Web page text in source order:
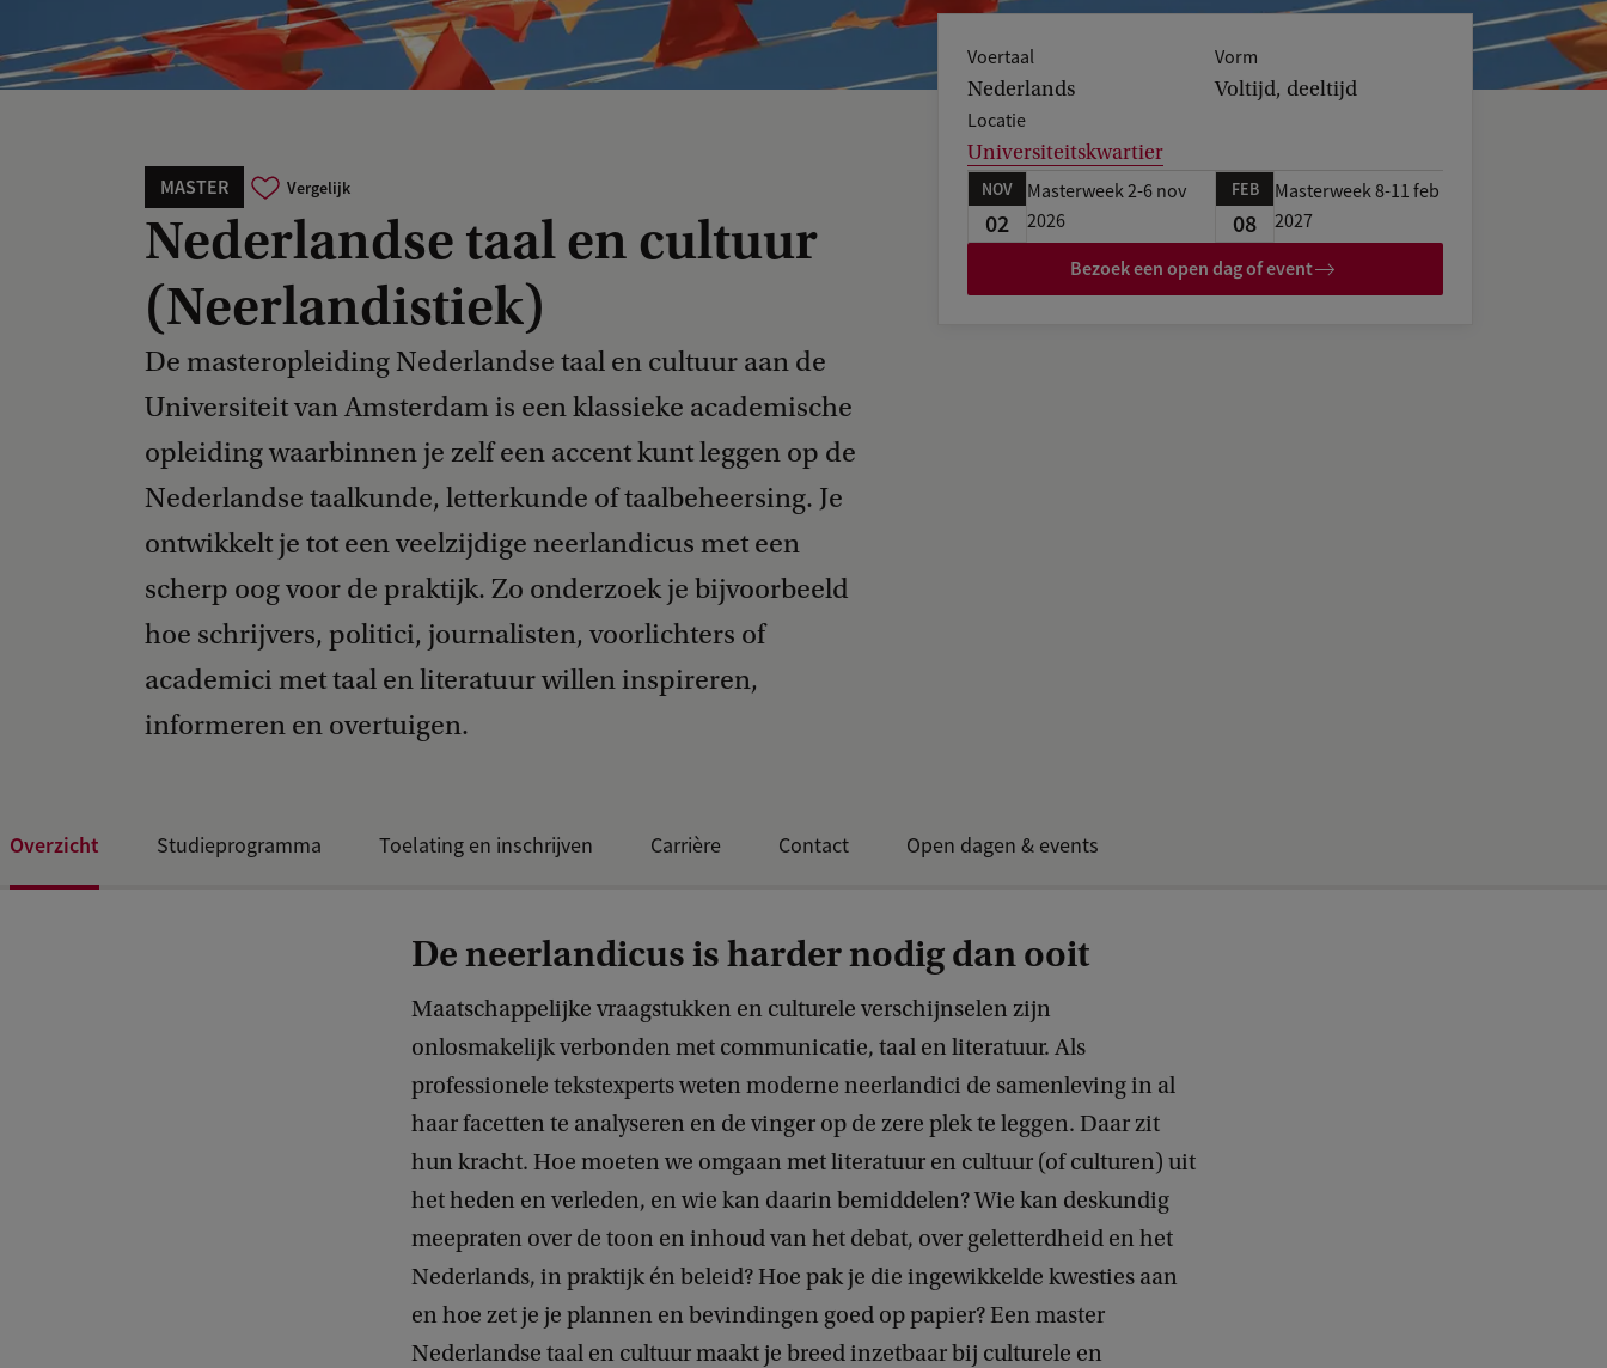
MASTER Vergelijk
Nederlandse taal en cultuur
(Neerlandistiek)
De masteropleiding Nederlandse taal en cultuur aan de
Universiteit van Amsterdam is een klassieke academische
opleiding waarbinnen je zelf een accent kunt leggen op de
Nederlandse taalkunde, letterkunde of taalbeheersing. Je
ontwikkelt je tot een veelzijdige neerlandicus met een
scherp oog voor de praktijk. Zo onderzoek je bijvoorbeeld
hoe schrijvers, politici, journalisten, voorlichters of
academici met taal en literatuur willen inspireren,
informeren en overtuigen.
Voertaal
Nederlands
Vorm
Voltijd, deeltijd
Locatie
Universiteitskwartier
NOV
02
Masterweek 2-6 nov
2026
FEB
08
Masterweek 8-11 feb
2027
Bezoek een open dag of event
Overzicht Studieprogramma Toelating en inschrijven Carrière Contact Open dagen & events
De neerlandicus is harder nodig dan ooit
Maatschappelijke vraagstukken en culturele verschijnselen zijn
onlosmakelijk verbonden met communicatie, taal en literatuur. Als
professionele tekstexperts weten moderne neerlandici de samenleving in al
haar facetten te analyseren en de vinger op de zere plek te leggen. Daar zit
hun kracht. Hoe moeten we omgaan met literatuur en cultuur (of culturen) uit
het heden en verleden, en wie kan daarin bemiddelen? Wie kan deskundig
meepraten over de toon en inhoud van het debat, over geletterdheid en het
Nederlands, in praktijk én beleid? Hoe pak je die ingewikkelde kwesties aan
en hoe zet je je plannen en bevindingen goed op papier? Een master
Nederlandse taal en cultuur maakt je breed inzetbaar bij culturele en